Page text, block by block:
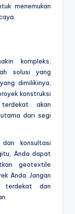
menemukan
kompleks,
solusi yang
dimilikinya,
konstruksi
akan
dari segi
konsultasi
Anda dapat
geotextile
Anda. Jangan
terdekat dan